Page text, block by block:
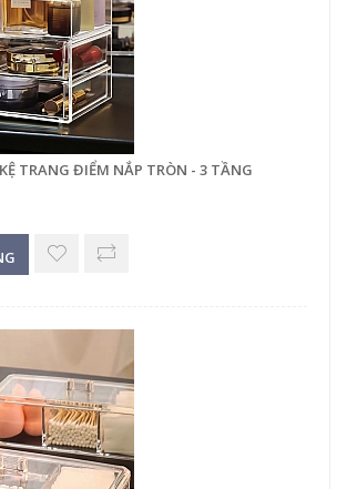
TRANG ĐIỂM NẮP TRÒN - 3 TẦNG